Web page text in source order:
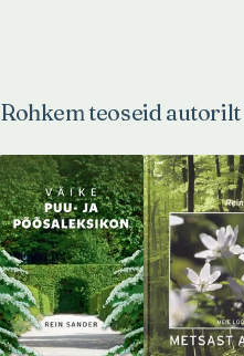
Rohkem teoseid autorilt